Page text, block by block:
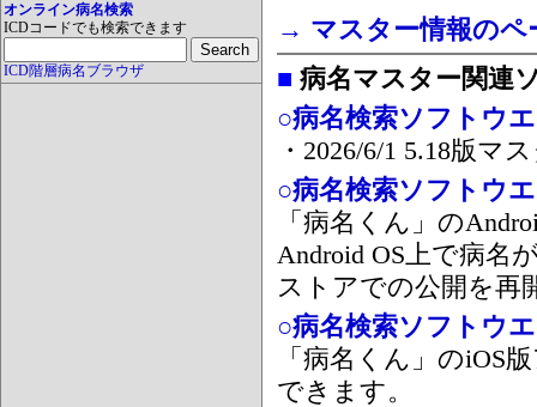
オンライン病名検索
ICDコードでも検索できます
ICD階層病名ブラウザ
→ マスター情報のペ
■ 病名マスター関連
○病名検索ソフトウ
・2026/6/1 5.18版マ
○病名検索ソフトウ
「病名くん」の
Android OS上で病名
ストアでの公開を再
○病名検索ソフトウ
「病名くん」のiOS
できます。